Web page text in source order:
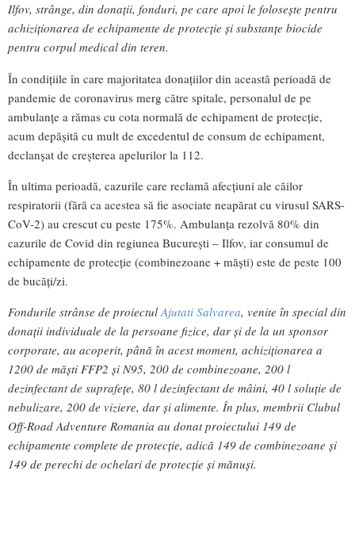
Ilfov, strânge, din donații, fonduri, pe care apoi le folosește pentru
achiziționarea de echipamente de protecție și substanțe biocide
pentru corpul medical din teren.
În condițiile în care majoritatea donațiilor din această perioadă de
pandemie de coronavirus merg către spitale, personalul de pe
ambulanțe a rămas cu cota normală de echipament de protecție,
acum depășită cu mult de excedentul de consum de echipament,
declanșat de creșterea apelurilor la 112.
În ultima perioadă, cazurile care reclamă afecțiuni ale căilor
respiratorii (fără ca acestea să fie asociate neapărat cu virusul SARS-
CoV-2) au crescut cu peste 175%. Ambulanța rezolvă 80% din
cazurile de Covid din regiunea București – Ilfov, iar consumul de
echipamente de protecție (combinezoane + măști) este de peste 100
de bucăți/zi.
Fondurile strânse de proiectul Ajutati Salvarea, venite în special din
donații individuale de la persoane fizice, dar și de la un sponsor
corporate, au acoperit, până în acest moment, achiziționarea a
1200 de măști FFP2 și N95, 200 de combinezoane, 200 l
dezinfectant de suprafețe, 80 l dezinfectant de mâini, 40 l soluție de
nebulizare, 200 de viziere, dar și alimente. În plus, membrii Clubul
Off-Road Adventure Romania au donat proiectului 149 de
echipamente complete de protecție, adică 149 de combinezoane și
149 de perechi de ochelari de protecție și mănuși.